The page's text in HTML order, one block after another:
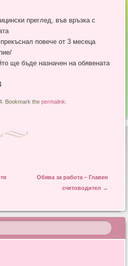
преглед, във връзка с
повече от 3 месеца
ще бъде назначен на обявената
Bookmark thepermalink
Обява за работа – Главен
счетоводител →